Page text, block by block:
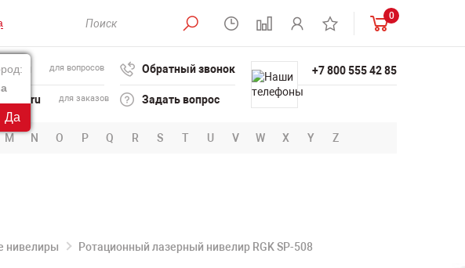
Да
0
для вопросов
для заказов
Обратный звонок
Задать вопрос
+7 800 555 42 85
M N O P Q R S T U V W X Y Z
нивелиры Ротационный лазерный нивелир RGK SP-508